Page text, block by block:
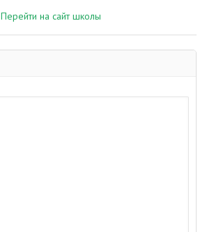
Перейти на сайт школы